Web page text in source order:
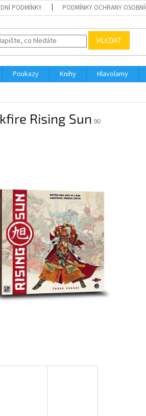
PODMÍNKY PODMÍNKY OCHRANY
HLEDAT
Poukazy Knihy Hlavolamy
Rising Sun 90